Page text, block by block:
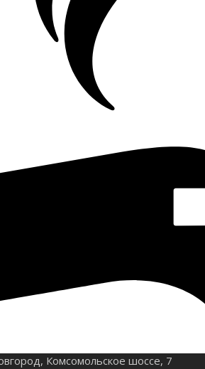
Комсомольское шоссе, 7